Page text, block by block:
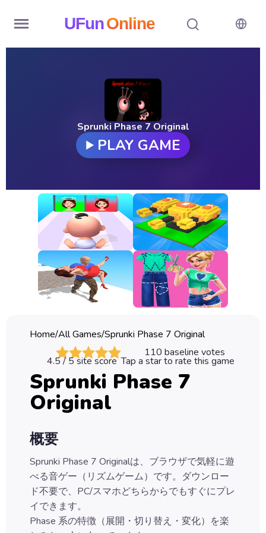
UFunOnline
New
Games
All
Games
Classic
Sprunki
Games
Car
Games
Run
Puzzle
Games
Sprunki Phase 7 Original
PLAY GAME
Home/All Games/Sprunki Phase 7 Original
110 baseline votes
4.5/ 5 site score Tap a star to rate this game
Sprunki Phase 7
Original
概要
Sprunki Phase 7 Originalは、ブラウザで気軽に遊
べる音ゲー（リズムゲーム）です。ダウンロー
ド不要で、PC/スマホどちらからでもすぐにプレ
イできます。
Phase 系の特徴（展開・切り替え・変化）を楽